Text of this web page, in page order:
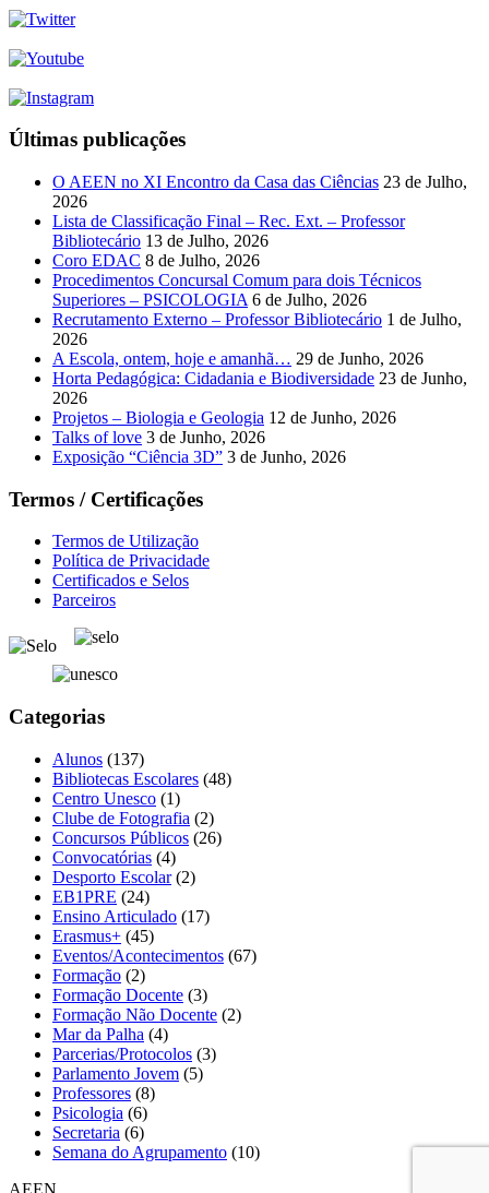
Últimas publicações
O AEEN no XI Encontro da Casa das Ciências 23 de Julho,
2026
Lista de Classificação Final – Rec. Ext. – Professor
Bibliotecário 13 de Julho, 2026
Coro EDAC 8 de Julho, 2026
Procedimentos Concursal Comum para dois Técnicos
Superiores – PSICOLOGIA 6 de Julho, 2026
Recrutamento Externo – Professor Bibliotecário 1 de Julho,
2026
A Escola, ontem, hoje e amanhã… 29 de Junho, 2026
Horta Pedagógica: Cidadania e Biodiversidade 23 de Junho,
2026
Projetos – Biologia e Geologia 12 de Junho, 2026
Talks of love 3 de Junho, 2026
Exposição “Ciência 3D” 3 de Junho, 2026
Termos / Certificações
Termos de Utilização
Política de Privacidade
Certificados e Selos
Parceiros
Categorias
Alunos (137)
Bibliotecas Escolares (48)
Centro Unesco (1)
Clube de Fotografia (2)
Concursos Públicos (26)
Convocatórias (4)
Desporto Escolar(2)
EB1PRE (24)
Ensino Articulado (17)
Erasmus+ (45)
Eventos/Acontecimentos (67)
Formação (2)
Formação Docente (3)
Formação Não Docente (2)
Mar da Palha (4)
Parcerias/Protocolos (3)
Parlamento Jovem (5)
Professores (8)
Psicologia (6)
Secretaria (6)
Semana do Agrupamento (10)
AEEN